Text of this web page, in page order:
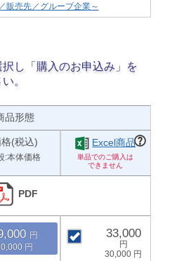
販売先／グループ企業～
し「購入のお申込み」を
。
品形態
(税込)
:本体価格
Excel商品
PDF
33,000
30,000